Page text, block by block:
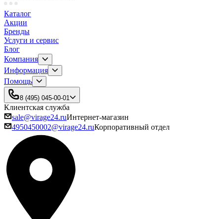
Каталог
Акции
Бренды
Услуги и сервис
Блог
Компания
Информация
Помощь
8 (495) 045-00-01
Клиентская служба
sale@virage24.ruИнтернет-магазин
4950450002@virage24.ruКорпоративный отдел